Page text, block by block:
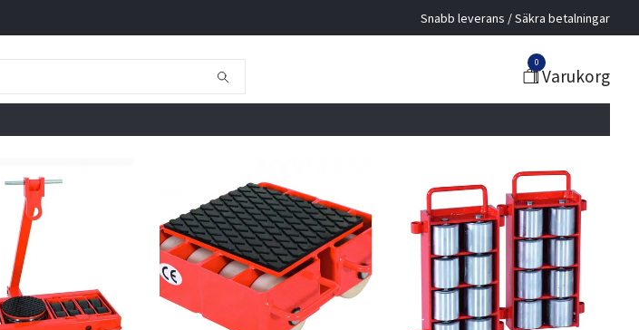
Snabb leverans / Säkra betalningar
0
Varukorg